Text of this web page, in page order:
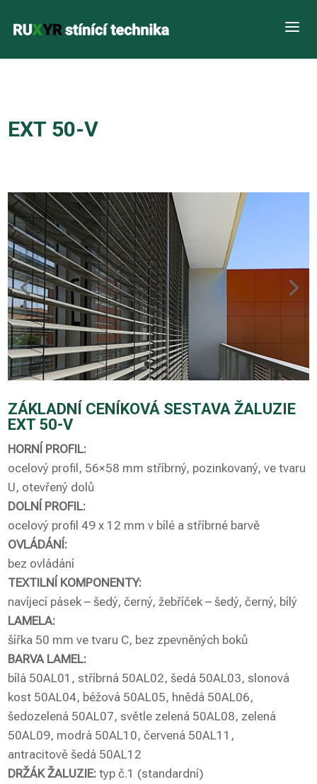
a
EXT 50-V
ZÁKLADNÍ CENÍKOVÁ SESTAVA ŽALUZIE
EXT 50-V
HORNÍ PROFIL:
ocelový profil, 56×58 mm stříbrný, pozinkovaný, ve tvaru
U, otevřený dolů
DOLNÍ PROFIL:
ocelový profil 49 x 12 mm v bílé a stříbrné barvě
OVLÁDÁNÍ:
bez ovládání
TEXTILNÍ KOMPONENTY:
navíjecí pásek – šedý, černý, žebříček – šedý, černý, bílý
LAMELA:
šířka 50 mm ve tvaru C, bez zpevněných boků
BARVA LAMEL:
bílá 50AL01, stříbrná 50AL02, šedá 50AL03, slonová
kost 50AL04, béžová 50AL05, hnědá 50AL06,
šedozelená 50AL07, světle zelená 50AL08, zelená
50AL09, modrá 50AL10, červená 50AL11,
antracitově šedá 50AL12
DRŽÁK ŽALUZIE: typ č.1 (standardní)